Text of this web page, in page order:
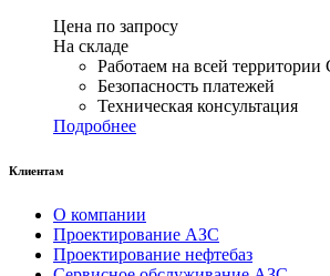
Цена по запросу
На складе
Работаем на всей
Безопасность платежей
Техническая консультация
Подробнее
Клиентам
О компании
Проектирование АЗС
Проектирование нефтебаз